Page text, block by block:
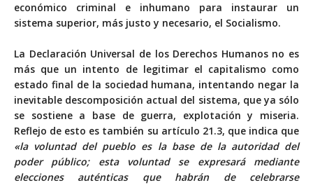
económico criminal e inhumano para instaurar un
sistema superior, más justo y necesario, el Socialismo.
La Declaración Universal de los Derechos Humanos no es
más que un intento de legitimar el capitalismo como
estado final de la sociedad humana, intentando negar la
inevitable descomposición actual del sistema, que ya sólo
se sostiene a base de guerra, explotación y miseria.
Reflejo de esto es también su artículo 21.3, que indica que
«la voluntad del pueblo es la base de la autoridad del
poder público; esta voluntad se expresará mediante
elecciones auténticas que habrán de celebrarse